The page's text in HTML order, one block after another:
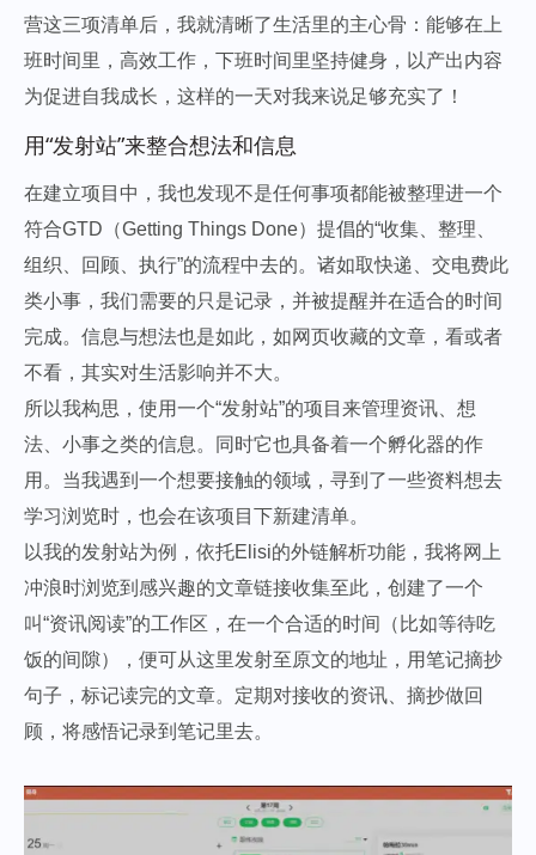
营这三项清单后，我就清晰了生活里的主心骨：能够在上
班时间里，高效工作，下班时间里坚持健身，以产出内容
为促进自我成长，这样的一天对我来说足够充实了！
用“发射站”来整合想法和信息
在建立项目中，我也发现不是任何事项都能被整理进一个
符合GTD（Getting Things Done）提倡的“收集、整理、
组织、回顾、执行”的流程中去的。诸如取快递、交电费此
类小事，我们需要的只是记录，并被提醒并在适合的时间
完成。信息与想法也是如此，如网页收藏的文章，看或者
不看，其实对生活影响并不大。
所以我构思，使用一个“发射站”的项目来管理资讯、想
法、小事之类的信息。同时它也具备着一个孵化器的作
用。当我遇到一个想要接触的领域，寻到了一些资料想去
学习浏览时，也会在该项目下新建清单。
以我的发射站为例，依托Elisi的外链解析功能，我将网上
冲浪时浏览到感兴趣的文章链接收集至此，创建了一个
叫“资讯阅读”的工作区，在一个合适的时间（比如等待吃
饭的间隙），便可从这里发射至原文的地址，用笔记摘抄
句子，标记读完的文章。定期对接收的资讯、摘抄做回
顾，将感悟记录到笔记里去。